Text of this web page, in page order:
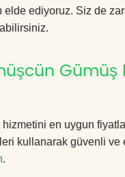
ediyoruz. Siz de
en uygun
kullanarak güvenli ve
.